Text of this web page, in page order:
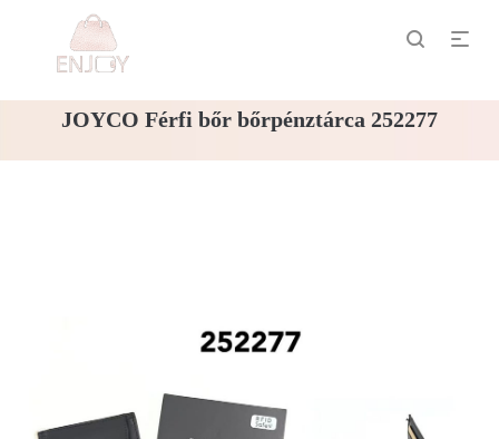
JOYCO Férfi bőr bőrpénztárca 252277